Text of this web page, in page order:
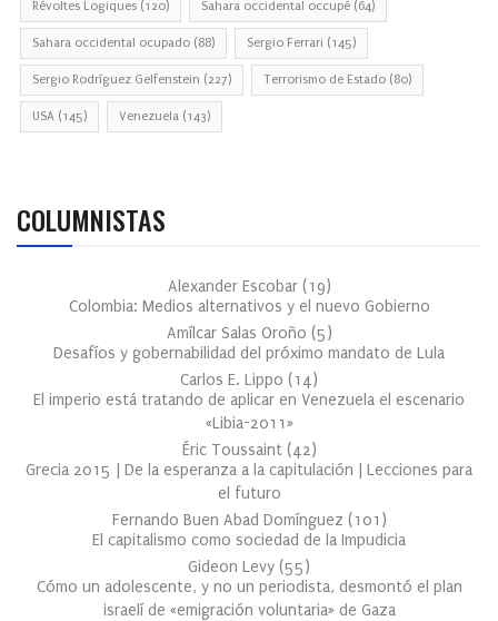
Révoltes Logiques (120) Sahara occidental occupé (64)
Sahara occidental ocupado (88) Sergio Ferrari (145)
Sergio Rodríguez Gelfenstein (227) Terrorismo de Estado (80)
USA (145) Venezuela (143)
COLUMNISTAS
Alexander Escobar (19)
Colombia: Medios alternativos y el nuevo Gobierno
Amílcar Salas Oroño (5)
Desafíos y gobernabilidad del próximo mandato de Lula
Carlos E. Lippo (14)
El imperio está tratando de aplicar en Venezuela el escenario
«Libia-2011»
Éric Toussaint (42)
Grecia 2015 | De la esperanza a la capitulación | Lecciones para
el futuro
Fernando Buen Abad Domínguez (101 )
El capitalismo como sociedad de la Impudicia
Gideon Levy (55)
Cómo un adolescente, y no un periodista, desmontó el plan
israelí de «emigración voluntaria» de Gaza